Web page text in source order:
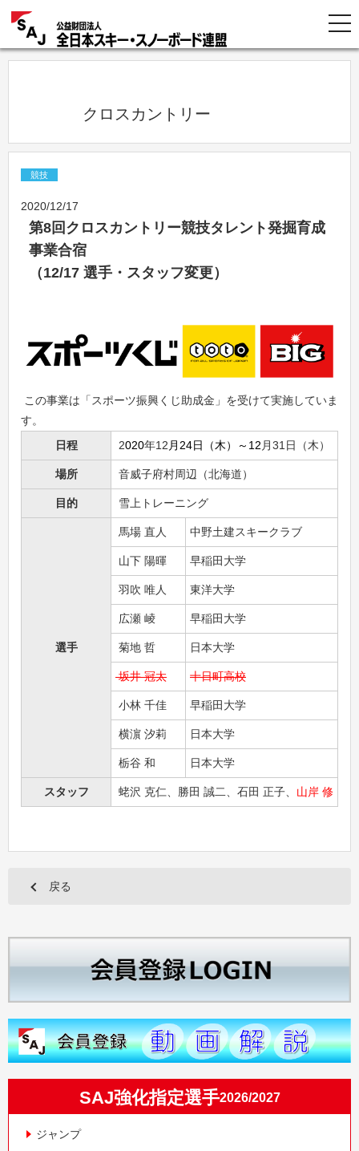
            クロスカントリー
競技
2020/12/17
第8回クロスカントリー競技タレント発掘育成
事業合宿
（12/17 選手・スタッフ変更）
この事業は「スポーツ振興くじ助成金」を受けて実施していま
す。
日程
2020年12月24日（木）～12月31日（木）
場所 音威子府村周辺（北海道）
目的 雪上トレーニング
選手
馬場 直人 中野土建スキークラブ
山下 陽暉 早稲田大学
羽吹 唯人 東洋大学
広瀬 崚 早稲田大学
菊地 哲 日本大学
坂井 冠太 十日町高校
小林 千佳 早稲田大学
横濵 汐莉 日本大学
栃谷 和 日本大学
スタッフ 蛯沢 克仁、勝田 誠二、石田 正子、 山岸 修
戻る
SAJ強化指定選手2026/2027
ジャンプ